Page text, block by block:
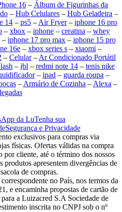
16 – Álbum de Figurinhas da
– Hub Celulares – Hub Geladeira –
14 – ps5 – Air Fryer– iphone 16 pro
– xbox – iphone – creatina – whey
– iphone 17 pro max – iphone 15 pro
16e – xbox series s – xiaomi –
– Celular– Ar Condicionado Portátil
– jbl – redmi note 14 – tenis nike
– ipad – guarda roupa –
– Armário de Cozinha – Alexa –
da LuTenha sua
Segurança e Privacidade
exclusivos para compras via
físicas. Ofertas válidas na compra
por cliente, até o término dos nossos
produtos apresentem divergências de
de compras.
no País, nos termos da
e encaminha propostas de cartão de
a Luizacred S.A Sociedade de
inscrita no CNPJ sob o nº